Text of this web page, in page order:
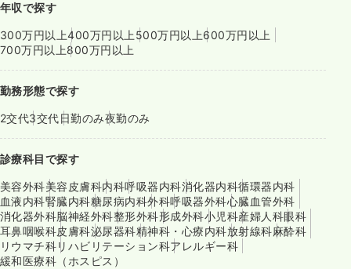
年収で探す
300万円以上400万円以上 500万円以上600万円以上
700万円以上800万円以上
勤務形態で探す
2交代3交代日勤のみ夜勤のみ
診療科目で探す
美容外科美容皮膚科内科呼吸器内科消化器内科循環器内科
血液内科腎臓内科糖尿病内科外科呼吸器外科心臓血管外科
消化器外科脳神経外科整形外科形成外科小児科産婦人科眼科
耳鼻咽喉科皮膚科泌尿器科精神科・心療内科放射線科麻酔科
リウマチ科リハビリテーション科アレルギー科
緩和医療科（ホスピス）